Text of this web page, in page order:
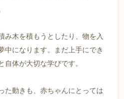
み木を積もうとしたり、物を入
中になります。まだ上手にでき
自体が大切な学びです。
た動きも、赤ちゃんにとっては